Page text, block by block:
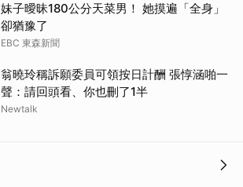
妹子曖昧180公分天菜男！ 她摸遍「全身」
卻猶豫了
EBC 東森新聞
翁曉玲稱訴願委員可領按日計酬 張惇涵啪一
聲：請回頭看、你也刪了1半
Newtalk